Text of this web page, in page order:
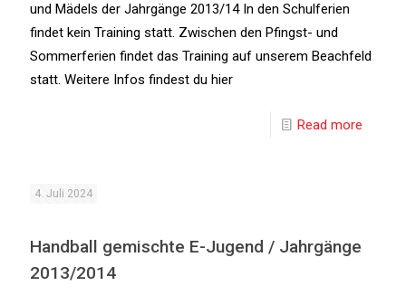
und Mädels der Jahrgänge 2013/14 In den Schulferien
findet kein Training statt. Zwischen den Pfingst- und
Sommerferien findet das Training auf unserem Beachfeld
statt. Weitere Infos findest du hier
Read more
4. Juli 2024
Handball gemischte E-Jugend / Jahrgänge
2013/2014